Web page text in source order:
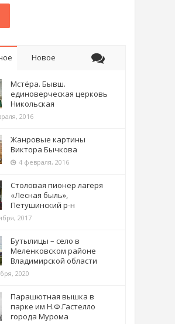
Новое
Мстёра. Бывш.
единоверческая церковь
Никольская
2016
Жанровые картины
Виктора Бычкова
4 февраля, 2016
Столовая пионер лагеря
«Лесная быль»,
Петушинский р-н
2017
Бутылицы – село в
Меленковском районе
Владимирской области
2020
Парашютная вышка в
парке им Н.Ф.Гастелло
города Мурома